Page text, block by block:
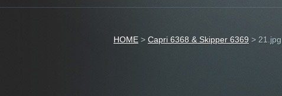
HOME > Capri 6368 & Skipper 6369 > 21.jpg